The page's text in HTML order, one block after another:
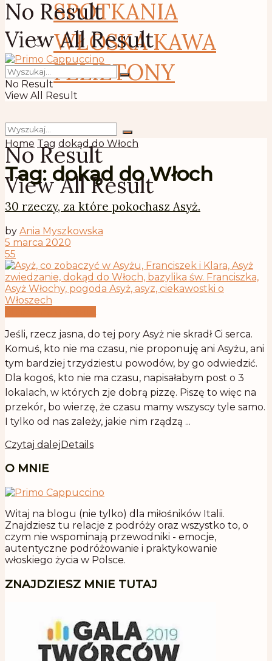
SPOTKANIA
WŁOSKA KAWA
FELIETONY
No Result
View All Result
No Result
View All Result
No Result
View All Result
Home Tag dokąd do Włoch
Tag: dokąd do Włoch
30 rzeczy, za które pokochasz Asyż.
by Ania Myszkowska
5 marca 2020
55
Jeśli, rzecz jasna, do tej pory Asyż nie skradł Ci serca.
Komuś, kto nie ma czasu, nie proponuję ani Asyżu, ani
tym bardziej trzydziestu powodów, by go odwiedzić.
Dla kogoś, kto nie ma czasu, napisałabym post o 3
lokalach, w których zje dobrą pizzę. Piszę to więc na
przekór, bo wierzę, że czasu mamy wszyscy tyle samo.
I tylko od nas zależy, jakie nim rządzą ...
Czytaj dalejDetails
O MNIE
Witaj na blogu (nie tylko) dla miłośników Italii.
Znajdziesz tu relacje z podróży oraz wszystko to, o
czym nie wspominają przewodniki - emocje,
autentyczne podróżowanie i praktykowanie
włoskiego życia w Polsce.
ZNAJDZIESZ MNIE TUTAJ